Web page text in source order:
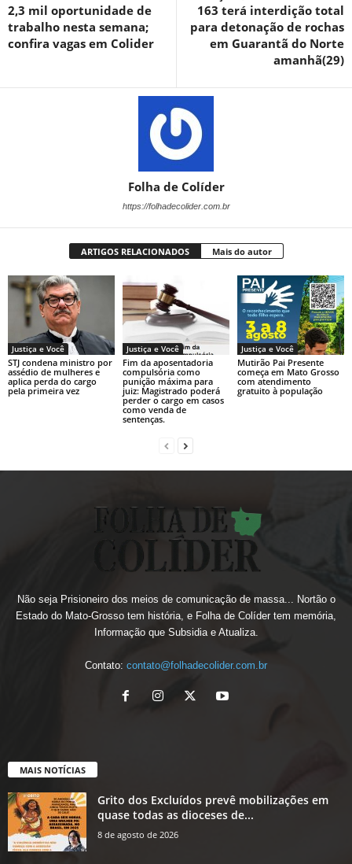
2,3 mil oportunidade de
trabalho nesta semana;
confira vagas em Colider
163 terá interdição total
para detonação de rochas
em Guarantã do Norte
amanhã(29)
Folha de Colíder
https://folhadecolider.com.br
ARTIGOS RELACIONADOS Mais do autor
Justiça e Você
STJ condena ministro por
assédio de mulheres e
aplica perda do cargo
pela primeira vez
Justiça e Você
Fim da aposentadoria
compulsória como
punição máxima para
juiz: Magistrado poderá
perder o cargo em casos
como venda de
sentenças.
Justiça e Você
Mutirão Pai Presente
começa em Mato Grosso
com atendimento
gratuito à população
Não seja Prisioneiro dos meios de comunicação de massa... Nortão o
Estado do Mato-Grosso tem história, e Folha de Colíder tem memória,
Informação que Subsidia e Atualiza.
Contato: contato@folhadecolider.com.br
MAIS NOTÍCIAS
Grito dos Excluídos prevê mobilizações em
quase todas as dioceses de...
8 de agosto de 2026